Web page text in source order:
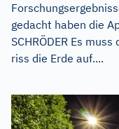
gedacht haben die
SCHRÖDER Es
riss die Erde auf....